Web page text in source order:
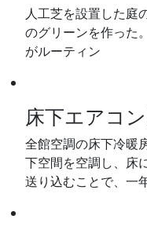
人工芝を設置した庭
のグリーンを作った
がルーティン
床下エアコ
全館空調の床下冷暖
下空間を空調し、床
送り込むことで、一